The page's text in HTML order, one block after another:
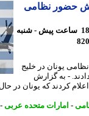
نظامی
ساعت پیش - شنبه
در خلیج
- به گزارش
کردند که یونان در حال
-امارات متحده عربی-